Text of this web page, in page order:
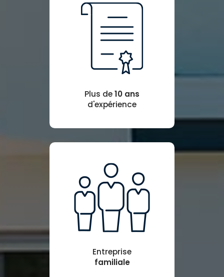
Plus de10 ans
d'expérience
Entreprise
familiale